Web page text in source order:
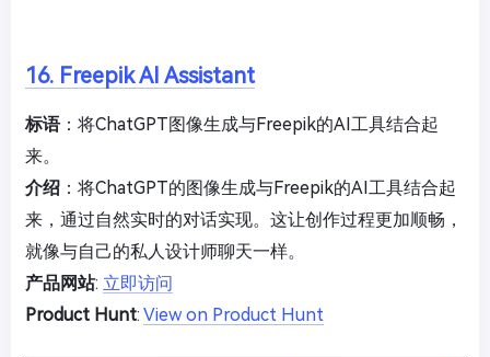
16. Freepik AI Assistant
标语：将ChatGPT图像生成与Freepik的AI工具结合起
来。
介绍 ：将ChatGPT的图像生成与Freepik的AI工具结合起
来，通过自然实时的对话实现。这让创作过程更加顺畅，
就像与自己的私人设计师聊天一样。
产品网站: 立即访问
Product Hunt: View on Product Hunt